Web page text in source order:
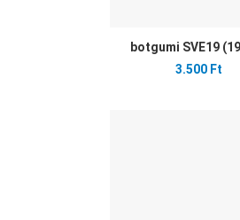
botgumi SVE19
3.500 Ft